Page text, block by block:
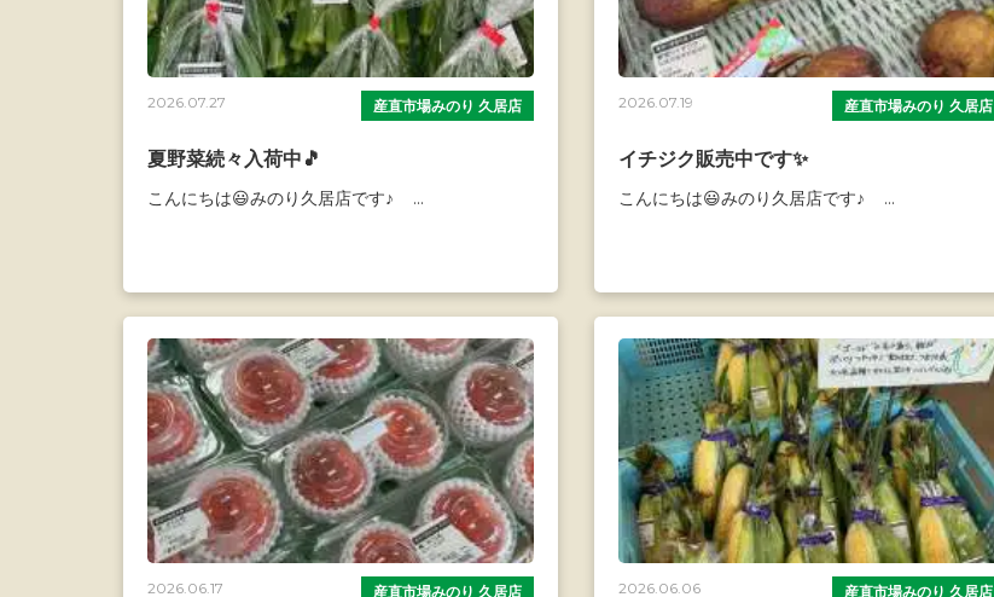
2026.07.27 産直市場みのり 久居店
夏野菜続々入荷中🎵
こんにちは😃みのり久居店です♪ ...
2026.07.19 産直市場みのり 久居店
イチジク販売中です✨
こんにちは😃みのり久居店です♪ ...
2026.06.17 産直市場みのり 久居店 2026.06.06 産直市場みのり 久居店